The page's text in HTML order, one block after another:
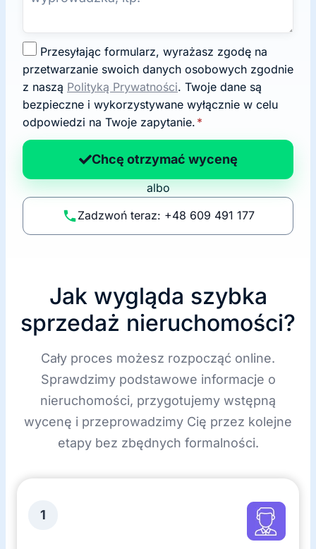
g
o
d
a
n
p
li
t
przetwarzanie swoich danych osobowych zgodnie
z naszą Polityką Prywatności. Twoje dane są
bezpieczne i wykorzystywane wyłącznie w celu
odpowiedzi na Twoje zapytanie. *
Chcę otrzymać wycenę
albo
Zadzwoń teraz: +48 609 491 177
Jak wygląda szybka
sprzedaż nieruchomości?
Cały proces możesz rozpocząć online.
Sprawdzimy podstawowe informacje o
nieruchomości, przygotujemy wstępną
wycenę i przeprowadzimy Cię przez kolejne
etapy bez zbędnych formalności.
1